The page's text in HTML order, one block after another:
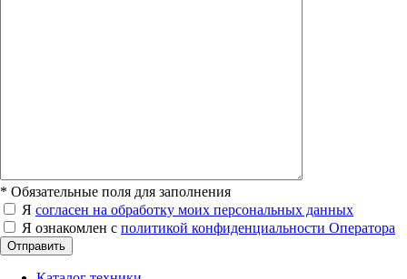
* Обязательные поля для заполнения
Я согласен на обработку моих персональных данных
Я ознакомлен с политикой конфиденциальности Оператора
Отправить